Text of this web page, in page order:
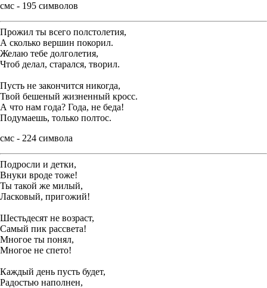
смс - 195 символов
Прожил ты всего полстолетия,
А сколько вершин покорил.
Желаю тебе долголетия,
Чтоб делал, старался, творил.
Пусть не закончится никогда,
Твой бешеный жизненный кросс.
А что нам года? Года, не беда!
Подумаешь, только полтос.
смс - 224 символа
Подросли и детки,
Внуки вроде тоже!
Ты такой же милый,
Ласковый, пригожий!
Шестьдесят не возраст,
Самый пик рассвета!
Многое ты понял,
Многое не спето!
Каждый день пусть будет,
Радостью наполнен,